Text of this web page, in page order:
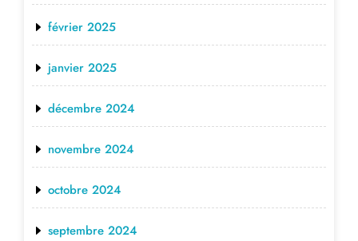
février 2025
janvier 2025
décembre 2024
novembre 2024
octobre 2024
septembre 2024